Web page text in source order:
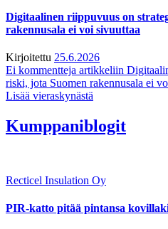
Digitaalinen riippuvuus on
rakennusala ei voi sivuuttaa
Kirjoitettu 25.6.2026
Ei kommentteja artikkeliin
riski, jota Suomen rakennusala ei
Lisää vieraskynästä
Kumppaniblogit
Recticel Insulation Oy
PIR-katto pitää pintansa